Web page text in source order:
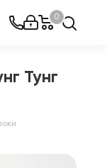
0
Тунг